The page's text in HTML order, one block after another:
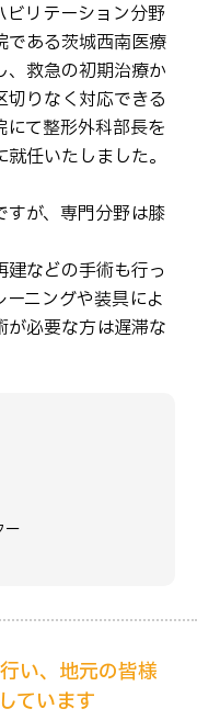
ビリテーション分野
である茨城西南医療
、救急の初期治療か
切りなく対応できる
て整形外科部長を
任いたしました。
すが、専門分野は膝
などの手術も行っ
ニングや装具によ
が必要な方は遅滞な
ー
い、 地元の皆様
ています